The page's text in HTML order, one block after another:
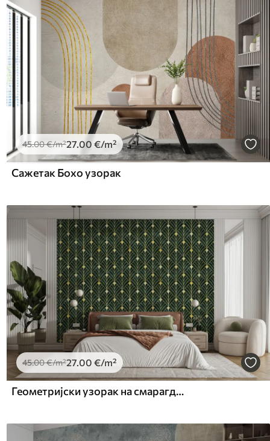
45.00€/m²27.00 €/m²
Сажетак Бохо узорак
45.00€/m²27.00 €/m²
Геометријски узорак на смарагдној позадини